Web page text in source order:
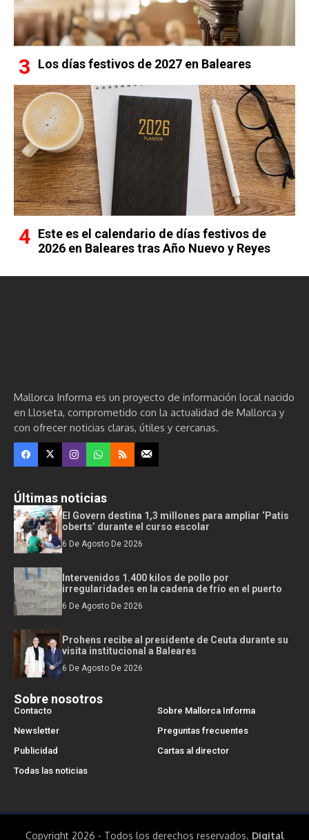
Los días festivos de 2027 en Baleares
Este es el calendario de días festivos de
2026 en Baleares tras Año Nuevo y Reyes
Mallorca Informa es un proyecto de información local nacido
en Lloseta, comprometido con la actualidad de Mallorca y
con ofrecer noticias claras, útiles y cercanas.
Últimas noticias
El Govern destina 1,3 millones para ampliar ‘Patis
oberts’ durante el curso escolar
6 De Agosto De 2026
Intervenidos 1.400 kilos de pollo por
irregularidades en la cadena de frío en el puerto
6 De Agosto De 2026
Prohens recibe al presidente de Ceuta durante su
visita institucional a Baleares
6 De Agosto De 2026
Sobre nosotros
Contacto
Sobre Mallorca Informa
Newsletter
Preguntas frecuentes
Publicidad
Cartas al director
Todas las noticias
Copyright 2026 - Todos los derechos reservados. Digital